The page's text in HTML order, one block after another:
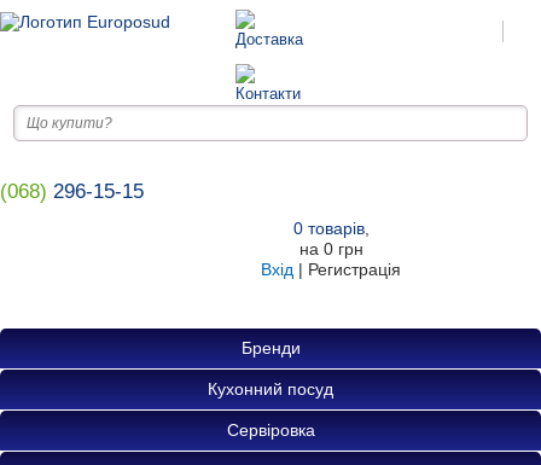
(068) 296-15-15
0товарів,
на 0 грн
Вхід | Регистрація
Бренди
Кухонний посуд
Сервіровка